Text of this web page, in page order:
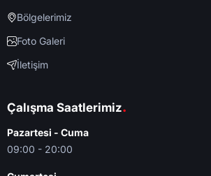
Bölgelerimiz
Foto Galeri
İletişim
Çalışma Saatlerimiz.
Pazartesi - Cuma
09:00 - 20:00